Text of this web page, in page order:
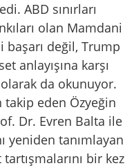
ABD sınırları
olan Mamdani
başarı değil, Trump
anlayışına karşı
da okunuyor.
takip eden Özyeğin
Dr. Evren Balta ile
yeniden tanımlayan
bir kez